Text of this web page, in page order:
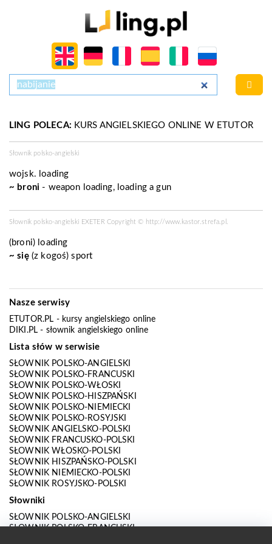
LING POLECA: KURS ANGIELSKIEGO ONLINE W ETUTOR
Słownik polsko-angielski
wojsk. loading
~ broni - weapon loading, loading a gun
Słownik polsko-angielski EXETER Copyright © http://www.kastor.strefa.pl
(broni) loading
~ się (z kogoś) sport
Nasze serwisy
ETUTOR.PL - kursy angielskiego online
DIKI.PL - słownik angielskiego online
Lista słów w serwisie
SŁOWNIK POLSKO-ANGIELSKI
SŁOWNIK POLSKO-FRANCUSKI
SŁOWNIK POLSKO-WŁOSKI
SŁOWNIK POLSKO-HISZPAŃSKI
SŁOWNIK POLSKO-NIEMIECKI
SŁOWNIK POLSKO-ROSYJSKI
SŁOWNIK ANGIELSKO-POLSKI
SŁOWNIK FRANCUSKO-POLSKI
SŁOWNIK WŁOSKO-POLSKI
SŁOWNIK HISZPAŃSKO-POLSKI
SŁOWNIK NIEMIECKO-POLSKI
SŁOWNIK ROSYJSKO-POLSKI
Słowniki
SŁOWNIK POLSKO-ANGIELSKI
SŁOWNIK POLSKO-FRANCUSKI